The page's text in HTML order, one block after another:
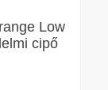
Low
cipő